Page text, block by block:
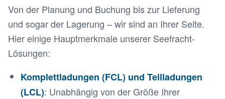
Von der Planung und Buchung bis zur Lieferung
und sogar der Lagerung – wir sind an Ihrer Seite.
Hier einige Hauptmerkmale unserer Seefracht-
Lösungen:
Komplettladungen (FCL) und Teilladungen
(LCL): Unabhängig von der Größe Ihrer